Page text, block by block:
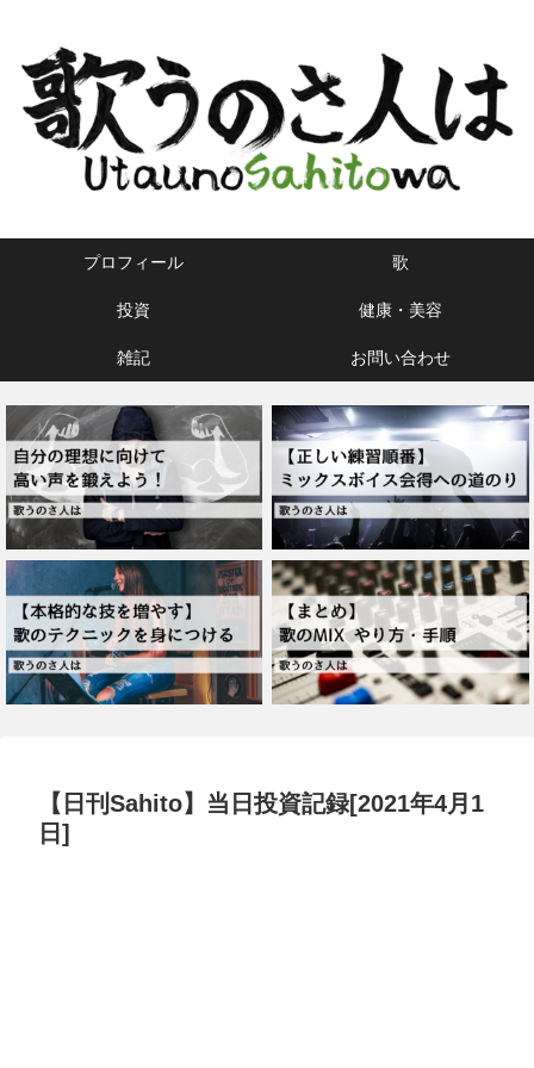
プロフィール 歌
投資 健康・美容
雑記 お問い合わせ
【日刊Sahito】当日投資記録[2021年4月1
日]